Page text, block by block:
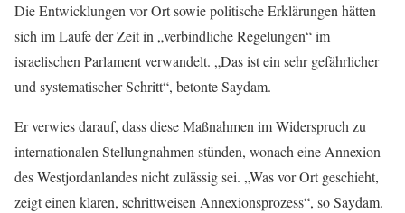
Die Entwicklungen vor Ort sowie politische Erklärungen hätten
sich im Laufe der Zeit in „verbindliche Regelungen“ im
israelischen Parlament verwandelt. „Das ist ein sehr gefährlicher
und systematischer Schritt“, betonte Saydam.
Er verwies darauf, dass diese Maßnahmen im Widerspruch zu
internationalen Stellungnahmen stünden, wonach eine Annexion
des Westjordanlandes nicht zulässig sei. „Was vor Ort geschieht,
zeigt einen klaren, schrittweisen Annexionsprozess“, so Saydam.